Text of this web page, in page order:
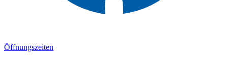
Öffnungszeiten